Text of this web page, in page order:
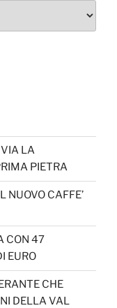
VIA LA
PIETRA
NUOVO CAFFE’
CON 47
EURO
CHE
DELLA VAL